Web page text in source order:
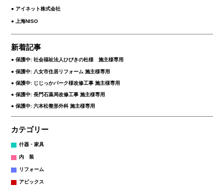
● アイネット株式会社
● 上海NISO
新着記事
保護中: 社会福祉法人ひびきの杜様 施主様専用
保護中: 八女市住居リフォーム 施主様専用
保護中: じじっかパーク様改修工事 施主様専用
保護中: 長門石薬局改修工事 施主様専用
保護中: 六本松整形外科 施主様専用
カテゴリー
什器・家具
内 装
リフォーム
アビックス